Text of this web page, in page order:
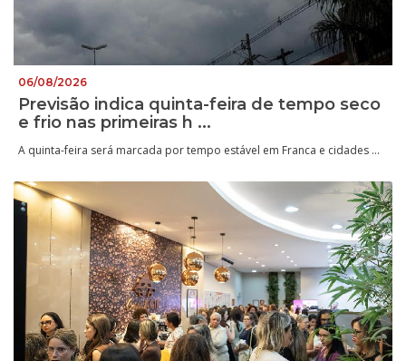
06/08/2026
Previsão indica quinta-feira de tempo seco
e frio nas primeiras h ...
A quinta-feira será marcada por tempo estável em Franca e cidades ...